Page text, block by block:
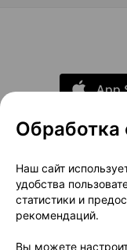
О
Размещение
Обработка
Наш сайт
удобства
статистики и
рекомендаций.
Вы можете